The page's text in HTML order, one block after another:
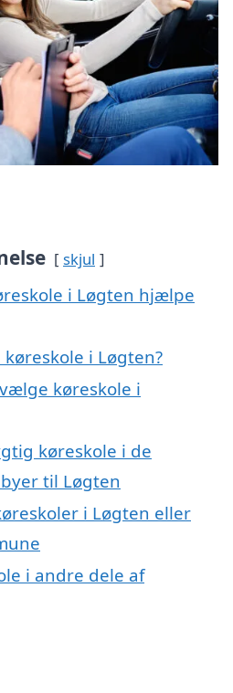
skjul
i Løgten hjælpe
i Løgten?
køreskole i
køreskole i de
til Løgten
i Løgten eller
i andre dele af